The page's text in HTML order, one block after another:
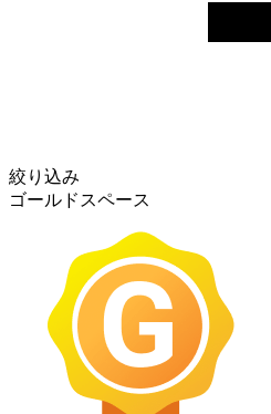
絞り込み
ゴールドスペース